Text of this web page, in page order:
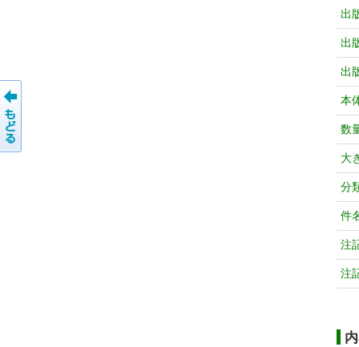
出
出
出
本
数
大
分
件
注
注